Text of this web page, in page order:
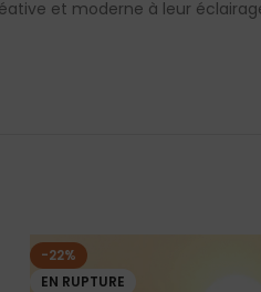
et moderne à leur
-22%
EN RUPTURE